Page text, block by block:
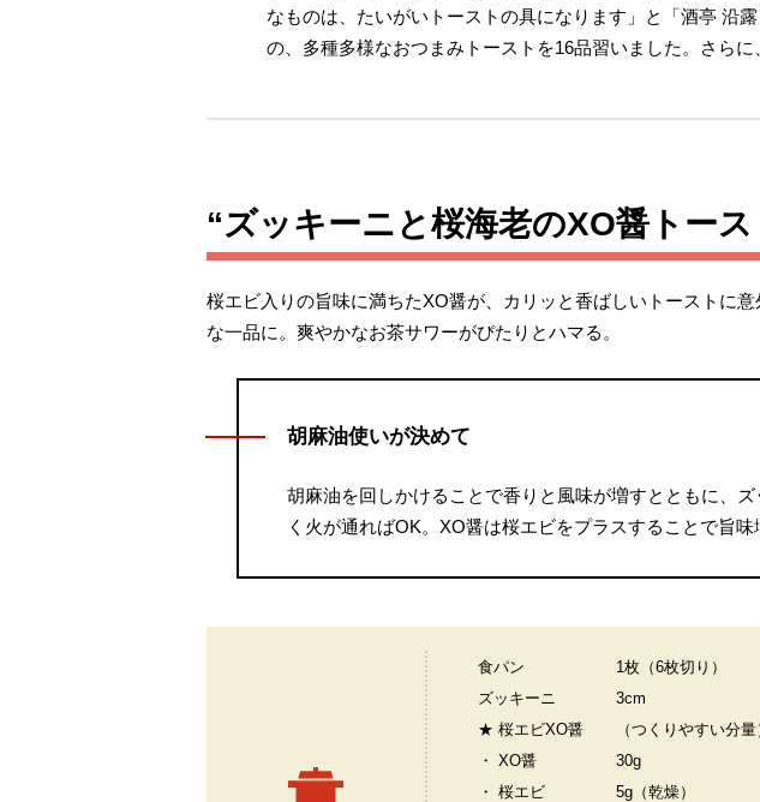
なものは、たいがいトーストの具になります」と「酒亭 沿
の、多種多様なおつまみトーストを16品習いました。さら
“ズッキーニと桜海老のXO醤トー
桜エビ入りの旨味に満ちたXO醤が、カリッと香ばしいトーストに
な一品に。爽やかなお茶サワーがぴたりとハマる。
胡麻油使いが決めて
胡麻油を回しかけることで香りと風味が増すとともに、
く火が通ればOK。XO醤は桜エビをプラスすることで旨味
食パン
1枚（6枚切り）
ズッキーニ
3cm
★ 桜エビXO醤
（つくりやすい分量
・ XO醤
30g
・ 桜エビ
5g（乾燥）